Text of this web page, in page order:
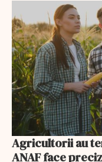
Agricultorii au
ANAF face